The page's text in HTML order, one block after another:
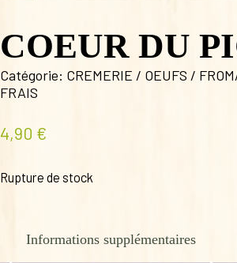
COEUR DU
Catégorie: CREMERIE / OEUFS /
FRAIS
4,90 €
Rupture de stock
Informations supplémentaires